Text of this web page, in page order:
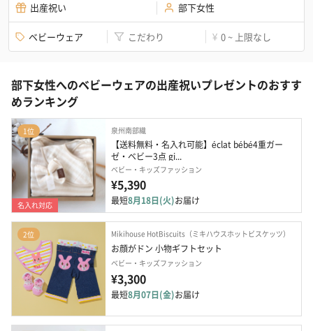
出産祝い 部下女性
ベビーウェア こだわり ¥ 0 ~ 上限なし
部下女性へのベビーウェアの出産祝いプレゼントのおすす
めランキング
1位
名入れ対応
泉州南部織
【送料無料・名入れ可能】éclat bébé4重ガー
ゼ・ベビー3点 gi...
ベビー・キッズファッション
¥5,390
最短8月18日(火)お届け
2位 Mikihouse HotBiscuits（ミキハウスホットビスケッツ）
お顔がドン 小物ギフトセット
ベビー・キッズファッション
¥3,300
最短8月07日(金)お届け